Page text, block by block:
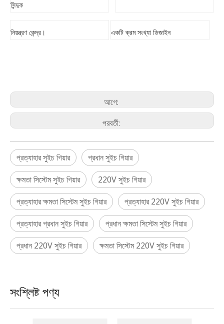
সিন্দুক
নিয়ন্ত্রণ কেন্দ্র। একটি ক্রম সংখ্যা ডিজাইন
আগে:
পরবর্তী:
প্রত্যাহার সুইচ গিয়ার
প্রধান সুইচ গিয়ার
ক্ষমতা সিস্টেম সুইচ গিয়ার
220V সুইচ গিয়ার
প্রত্যাহার ক্ষমতা সিস্টেম সুইচ গিয়ার
প্রত্যাহার 220V সুইচ গিয়ার
প্রত্যাহার প্রধান সুইচ গিয়ার
প্রধান ক্ষমতা সিস্টেম সুইচ গিয়ার
প্রধান 220V সুইচ গিয়ার
ক্ষমতা সিস্টেম 220V সুইচ গিয়ার
সংশ্লিষ্ট পণ্য